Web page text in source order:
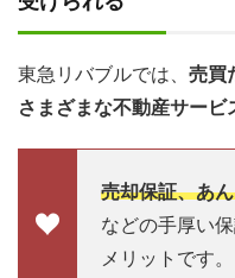
東急リバブルでは、 売買
さまざまな不動産サービ
売却保証、あ
などの手厚い
メリットです。